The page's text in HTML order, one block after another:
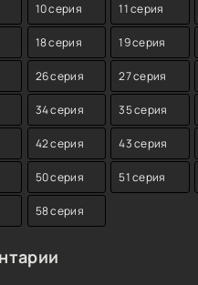
10 серия 11 серия
18 серия 19 серия
26 серия 27 серия
34 серия 35 серия
42 серия 43 серия
50 серия 51 серия
58 серия